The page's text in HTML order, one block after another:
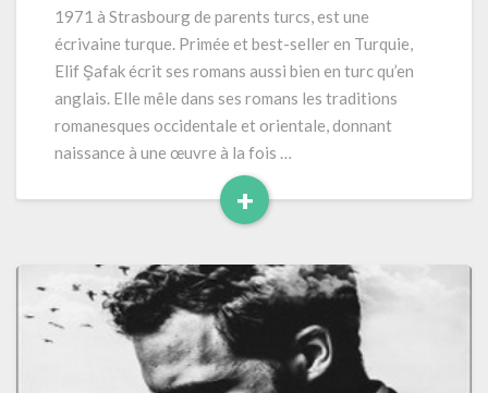
(2015)
700
pages
1971 à Strasbourg de parents turcs, est une
écrivaine turque. Primée et best-seller en Turquie,
Elif Şafak écrit ses romans aussi bien en turc qu’en
anglais. Elle mêle dans ses romans les traditions
romanesques occidentale et orientale, donnant
naissance à une œuvre à la fois …
+
Read